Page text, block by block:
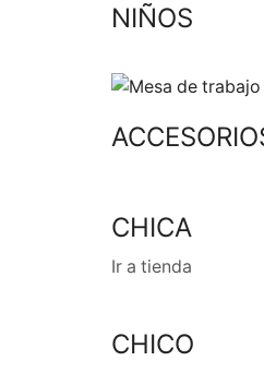
NIÑOS
CHICA
Ir a tienda
CHICO